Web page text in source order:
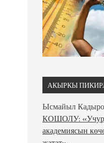
АКЫРКЫ
Ысмайыл
КОШОЛУ:
академиясын